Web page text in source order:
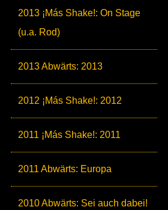
2013 ¡Más Shake!: On Stage
(u.a. Rod)
2013 Abwärts: 2013
2012 ¡Más Shake!: 2012
2011 ¡Más Shake!: 2011
2011 Abwärts: Europa
2010 Abwärts: Sei auch dabei!